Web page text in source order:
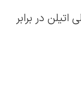
در برابر